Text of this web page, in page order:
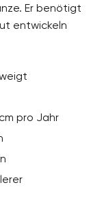
Er benötigt
entwickeln
pro Jahr